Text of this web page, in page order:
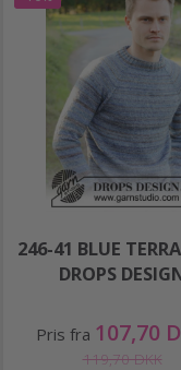
246-41 BLUE
DROPS
Pris fra 107,70
119,70 DKK